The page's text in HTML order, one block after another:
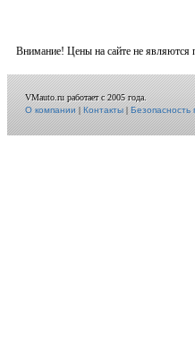
Внимание! Цены на сайте не являются
VMauto.ru работает с 2005 года.
О компании|Контакты|Безопасность